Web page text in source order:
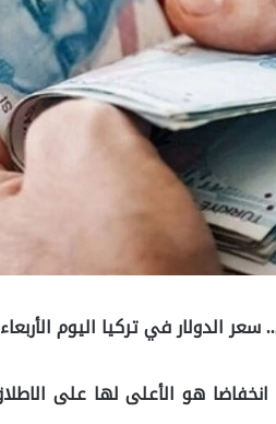
في تركيا اليوم الأربعاء 27.07.2022